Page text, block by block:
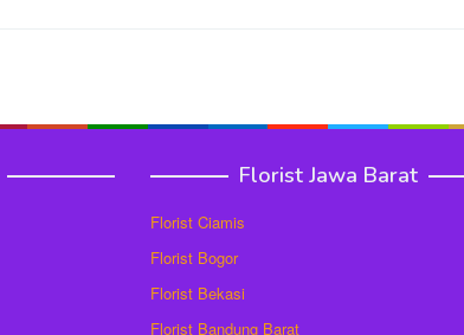
Florist Jawa Barat
Florist Ciamis
Florist Bogor
Florist Bekasi
Florist Bandung Barat